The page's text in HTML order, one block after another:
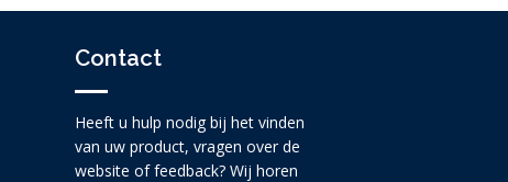
Contact
Heeft u hulp nodig bij het vinden
van uw product, vragen over de
website of feedback? Wij horen